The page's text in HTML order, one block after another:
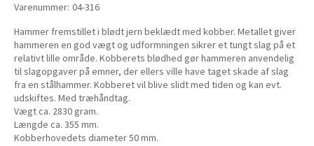
Varenummer: 04-316
Hammer fremstillet i blødt jern beklædt med kobber. Metallet giver
hammeren en god vægt og udformningen sikrer et tungt slag på et
relativt lille område. Kobberets blødhed gør hammeren anvendelig
til slagopgaver på emner, der ellers ville have taget skade af slag
fra en stålhammer. Kobberet vil blive slidt med tiden og kan evt.
udskiftes. Med træhåndtag.
Vægt ca. 2830 gram.
Længde ca. 355 mm.
Kobberhovedets diameter 50 mm.